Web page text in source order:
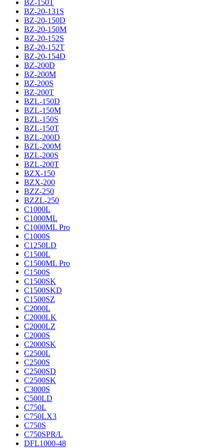
BZ-150T
BZ-20-131S
BZ-20-150D
BZ-20-150M
BZ-20-152S
BZ-20-152T
BZ-20-154D
BZ-200D
BZ-200M
BZ-200S
BZ-200T
BZL-150D
BZL-150M
BZL-150S
BZL-150T
BZL-200D
BZL-200M
BZL-200S
BZL-200T
BZX-150
BZX-200
BZZ-250
BZZL-250
C1000L
C1000ML
C1000ML Pro
C1000S
C1250LD
C1500L
C1500ML Pro
C1500S
C1500SK
C1500SKD
C1500SZ
C2000L
C2000LK
C2000LZ
C2000S
C2000SK
C2500L
C2500S
C2500SD
C2500SK
C3000S
C500LD
C750L
C750LX3
C750S
C750SPR/L
DFL1000-48